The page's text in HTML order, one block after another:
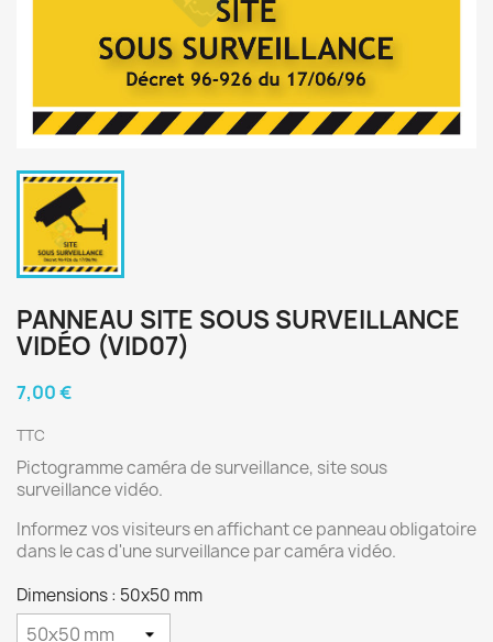
PANNEAU SITE SOUS SURVEILLANCE
VIDÉO (VID07)
7,00 €
TTC
Pictogramme caméra de surveillance, site sous
surveillance vidéo.
Informez vos visiteurs en affichant ce panneau obligatoire
dans le cas d'une surveillance par caméra vidéo.
Dimensions : 50x50 mm